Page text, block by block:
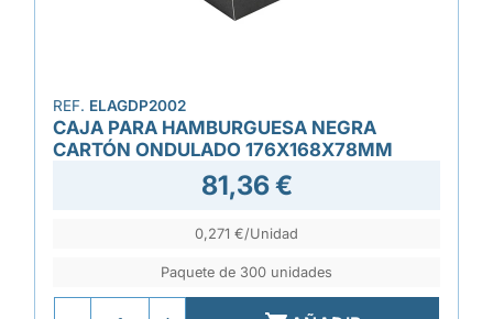
REF. ELAGDP2002
CAJA PARA HAMBURGUESA NEGRA
CARTÓN ONDULADO 176X168X78MM
81,36 €
0,271 €/Unidad
Paquete de 300 unidades